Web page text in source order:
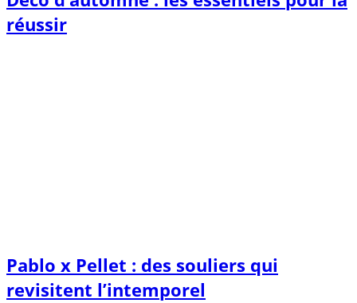
réussir
Pablo x Pellet : des souliers qui
revisitent l’intemporel